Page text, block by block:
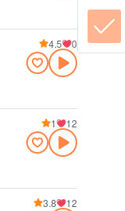
4.5 0
1 12
3.8 12